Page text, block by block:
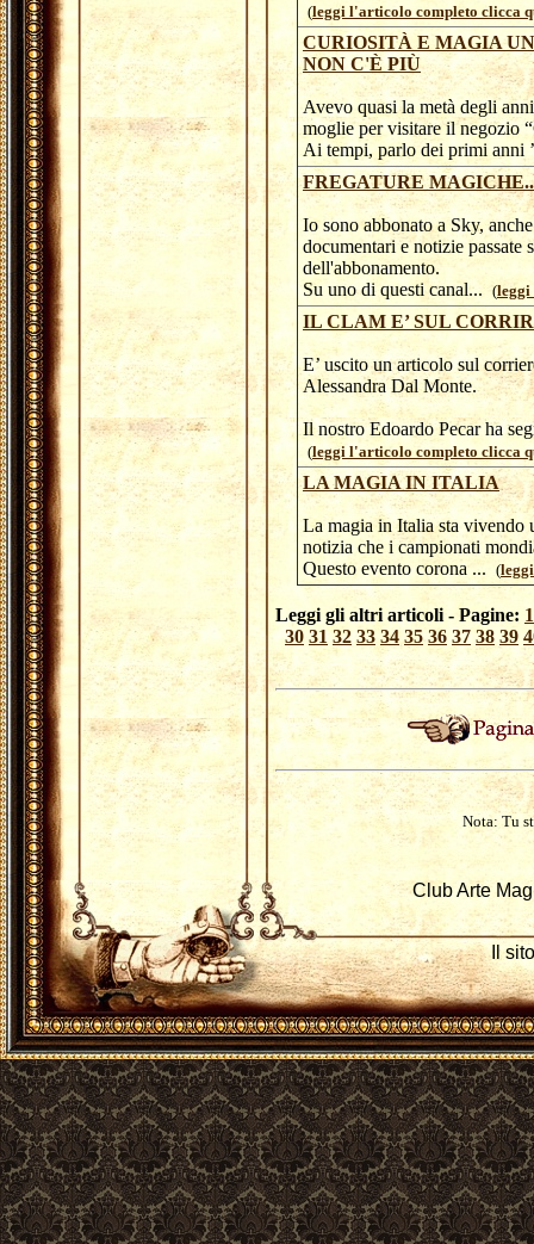
(leggi l'articolo completo clicca
CURIOSITÀ E MAGIA
NON C'È PIÙ
Avevo quasi la metà degli
moglie per visitare il negozio
Ai tempi, parlo dei primi anni
FREGATURE
Io sono abbonato a Sky,
documentari e notizie passate
dell'abbonamento.
Su uno di questi canal... (leggi
IL CLAM E’ SUL
E’ uscito un articolo sul
Alessandra Dal Monte.
Il nostro Edoardo Pecar ha
(leggi l'articolo completo clicca
LA MAGIA IN ITALIA
La magia in Italia sta vivendo
notizia che i campionati
Questo evento corona ... (
Leggi gli altri articoli - Pagine: 1
30 31 32 33 34 35 36 37 38 39
Nota: Tu
Club Arte
Il